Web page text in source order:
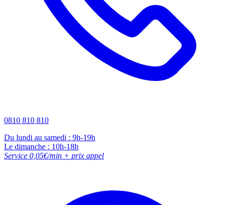
0810 810 810
Du lundi au samedi : 9h-19h
Le dimanche : 10h-18h
Service 0,05€/min + prix appel